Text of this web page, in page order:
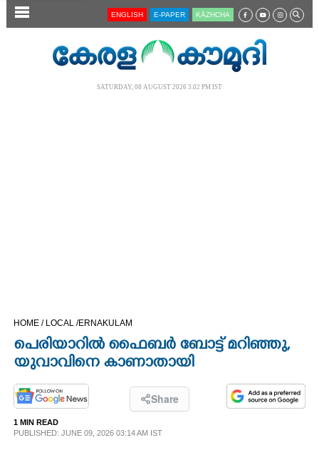
SECTIONS
OPINION
ENGLISH E-PAPER KĀZHCHA
SATURDAY, 08 AUGUST 2026 3.02 PM IST
HOME / LOCAL /ERNAKULAM
പെരിയാറിൽ ഫൈബർ ബോട്ട് മറിഞ്ഞു,​
യുവാവിനെ കാണാതായി
Share
1 MIN READ
PUBLISHED: JUNE 09, 2026 03:14 AM IST